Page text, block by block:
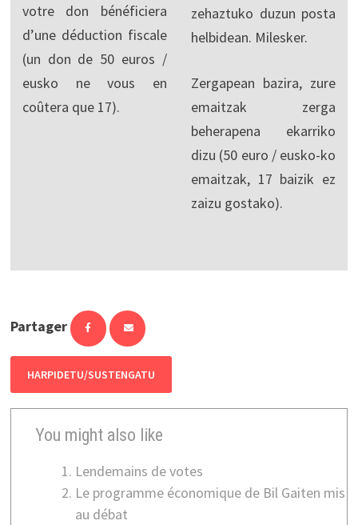
votre don bénéficiera
d’une déduction fiscale
(un don de 50 euros /
eusko ne vous en
coûtera que 17).
zehaztuko duzun posta
helbidean. Milesker.
Zergapean bazira, zure
emaitzak zerga
beherapena ekarriko
dizu (50 euro / eusko-ko
emaitzak, 17 baizik ez
zaizu gostako).
Partager
HARPIDETU/SUSTENGATU
You might also like
Lendemains de votes
Le programme économique de Bil Gaiten mis
au débat